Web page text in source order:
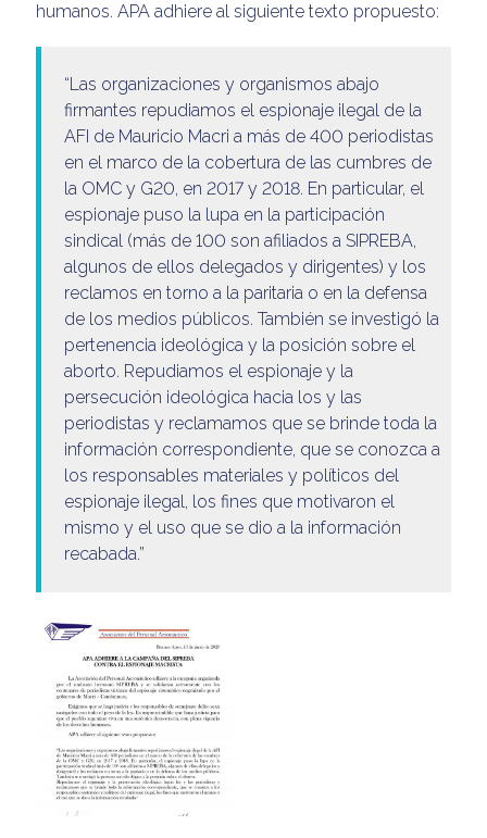
humanos. APA adhiere al siguiente texto propuesto:
“Las organizaciones y organismos abajo
firmantes repudiamos el espionaje ilegal de la
AFI de Mauricio Macri a más de 400 periodistas
en el marco de la cobertura de las cumbres de
la OMC y G20, en 2017 y 2018. En particular, el
espionaje puso la lupa en la participación
sindical (más de 100 son afiliados a SIPREBA,
algunos de ellos delegados y dirigentes) y los
reclamos en torno a la paritaria o en la defensa
de los medios públicos. También se investigó la
pertenencia ideológica y la posición sobre el
aborto. Repudiamos el espionaje y la
persecución ideológica hacia los y las
periodistas y reclamamos que se brinde toda la
información correspondiente, que se conozca a
los responsables materiales y políticos del
espionaje ilegal, los fines que motivaron el
mismo y el uso que se dio a la información
recabada.”